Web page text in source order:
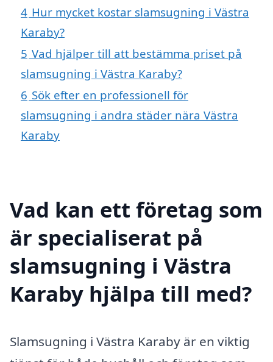
4 Hur mycket kostar slamsugning i Västra
Karaby?
5 Vad hjälper till att bestämma priset på
slamsugning i Västra Karaby?
6 Sök efter en professionell för
slamsugning i andra städer nära Västra
Karaby
Vad kan ett företag som
är specialiserat på
slamsugning i Västra
Karaby hjälpa till med?
Slamsugning i Västra Karaby är en viktig